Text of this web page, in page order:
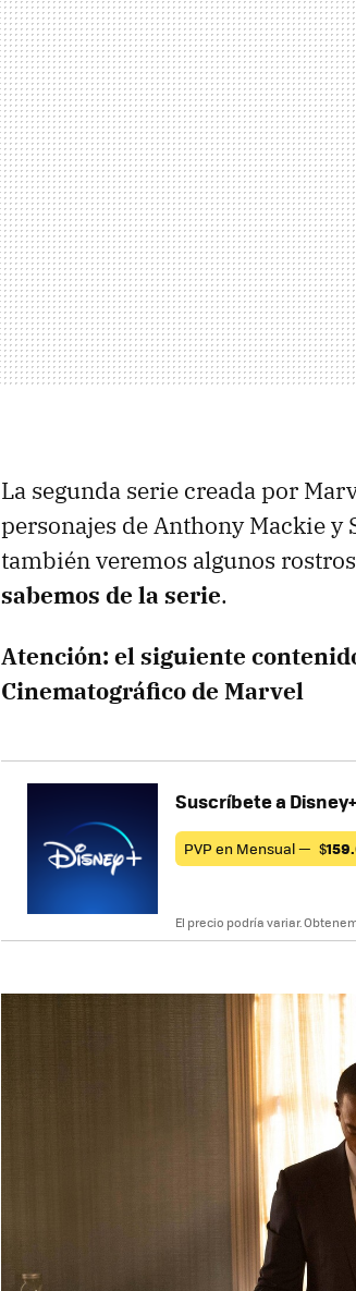
La segunda serie creada por
personajes de Anthony Mackie y
también veremos algunos
sabemos de la serie.
Atención: el siguiente
Cinematográfico de Marvel
Suscríbete a Disney+
PVP en Mensual — $
El precio podría variar.